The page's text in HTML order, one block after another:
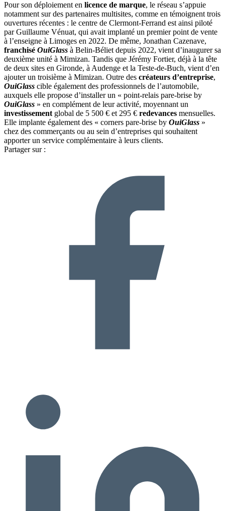
Pour son déploiement en licence de marque, le réseau s’appuie
notamment sur des partenaires multisites, comme en témoignent trois
ouvertures récentes : le centre de Clermont-Ferrand est ainsi piloté
par Guillaume Vénuat, qui avait implanté un premier point de vente
à l’enseigne à Limoges en 2022. De même, Jonathan Cazenave,
franchisé OuiGlass à Belin-Béliet depuis 2022, vient d’inaugurer sa
deuxième unité à Mimizan. Tandis que Jérémy Fortier, déjà à la tête
de deux sites en Gironde, à Audenge et la Teste-de-Buch, vient d’en
ajouter un troisième à Mimizan. Outre des créateurs d’entreprise,
OuiGlass cible également des professionnels de l’automobile,
auxquels elle propose d’installer un « point-relais pare-brise by
OuiGlass » en complément de leur activité, moyennant un
investissement global de 5 500 € et 295 € redevances mensuelles.
Elle implante également des « corners pare-brise by OuiGlass »
chez des commerçants ou au sein d’entreprises qui souhaitent
apporter un service complémentaire à leurs clients.
Partager sur :